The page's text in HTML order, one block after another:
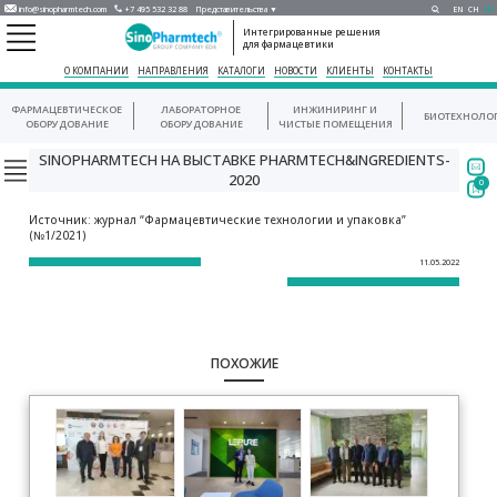
info@sinopharmtech.com +7 495 532 32 88 Представительства ▼ EN CH RU
Интегрированные решения
для фармацевтики
О КОМПАНИИ НАПРАВЛЕНИЯ КАТАЛОГИ НОВОСТИ КЛИЕНТЫ КОНТАКТЫ
ФАРМАЦЕВТИЧЕСКОЕ
ОБОРУДОВАНИЕ
ЛАБОРАТОРНОЕ
ОБОРУДОВАНИЕ
ИНЖИНИРИНГ И
ЧИСТЫЕ ПОМЕЩЕНИЯ
SINOPHARMTECH НА ВЫСТАВКЕ PHARMTECH&INGREDIENTS-
2020
Источник: журнал “Фармацевтические технологии и упаковка”
(№1/2021)
11.05.2022
ПОХОЖИЕ
0